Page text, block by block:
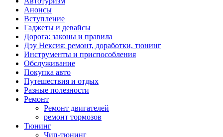
Анонсы
Вступление
Гаджеты и девайсы
Дорога: законы и правила
Дэу Нексия: ремонт, доработки, тюнинг
Инструменты и приспособления
Обслуживание
Покупка авто
Путешествия и отдых
Разные полезности
Ремонт
Ремонт двигателей
ремонт тормозов
Тюнинг
Чип-тюнинг